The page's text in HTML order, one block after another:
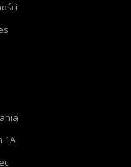
1A